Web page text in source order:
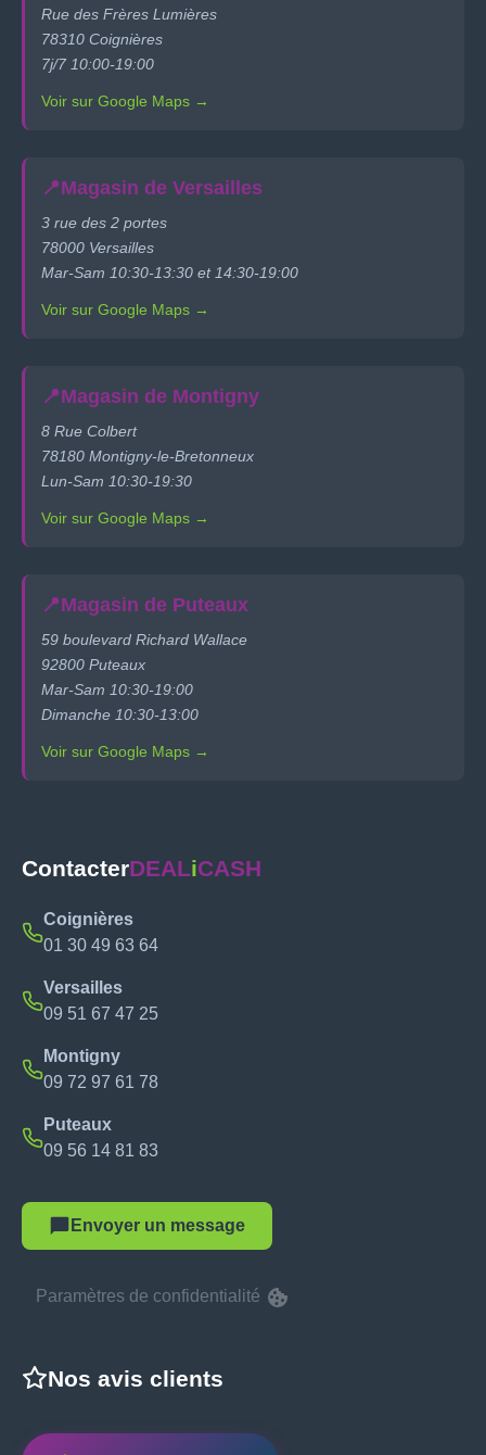
Rue des Frères Lumières
78310 Coignières
7j/7 10:00-19:00
Voir sur Google Maps →
📍Magasin de Versailles
3 rue des 2 portes
78000 Versailles
Mar-Sam 10:30-13:30 et 14:30-19:00
Voir sur Google Maps →
📍Magasin de Montigny
8 Rue Colbert
78180 Montigny-le-Bretonneux
Lun-Sam 10:30-19:30
Voir sur Google Maps →
📍Magasin de Puteaux
59 boulevard Richard Wallace
92800 Puteaux
Mar-Sam 10:30-19:00
Dimanche 10:30-13:00
Voir sur Google Maps →
ContacterDEALiCASH
Coignières
01 30 49 63 64
Versailles
09 51 67 47 25
Montigny
09 72 97 61 78
Puteaux
09 56 14 81 83
Envoyer un message
Paramètres de confidentialité
Nos avis clients